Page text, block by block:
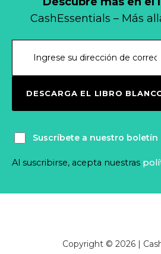
CashEssentials – Más
DESCARGA EL LIBRO
Suscríbete a nuestro boletín
Al suscribirse, acepta nuestras
Copyright © 2026 |